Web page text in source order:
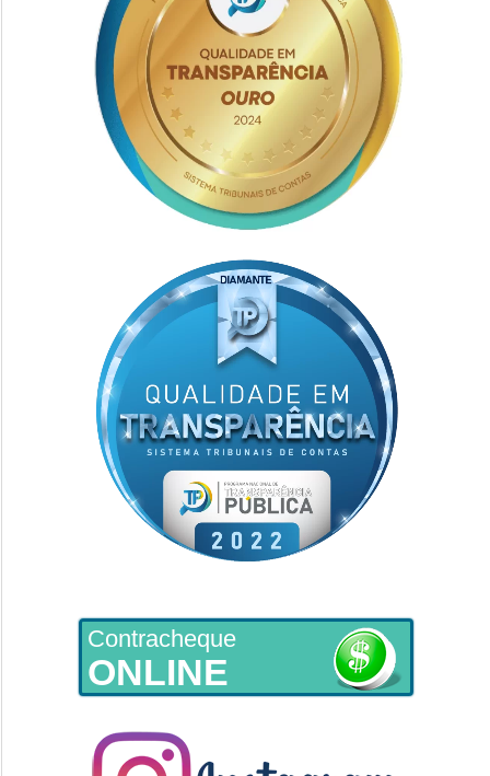
Contracheque
ONLINE